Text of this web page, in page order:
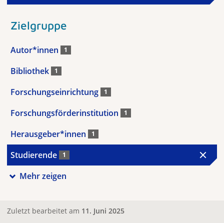
Zielgruppe
Autor*innen 1
Bibliothek 1
Forschungseinrichtung 1
Forschungsförderinstitution 1
Herausgeber*innen 1
Studierende 1
Mehr zeigen
Zuletzt bearbeitet am 11. Juni 2025